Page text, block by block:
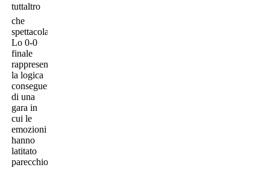
tuttaltro
che
spettacolare.
Lo 0-0
finale
rappresenta
la logica
conseguenza
di una
gara in
cui le
emozioni
hanno
latitato
parecchio.